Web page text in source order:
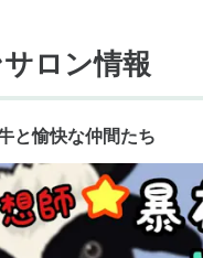
ロン情報
と愉快な仲間たち